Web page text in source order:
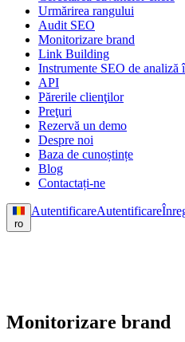
Urmărirea rangului
Audit SEO
Monitorizare brand
Link Building
Instrumente SEO de analiză
API
Părerile clienţilor
Preţuri
Rezervă un demo
Despre noi
Baza de cunoștințe
Blog
Contactați-ne
ro
AutentificareAutentificare
Monitorizare brand